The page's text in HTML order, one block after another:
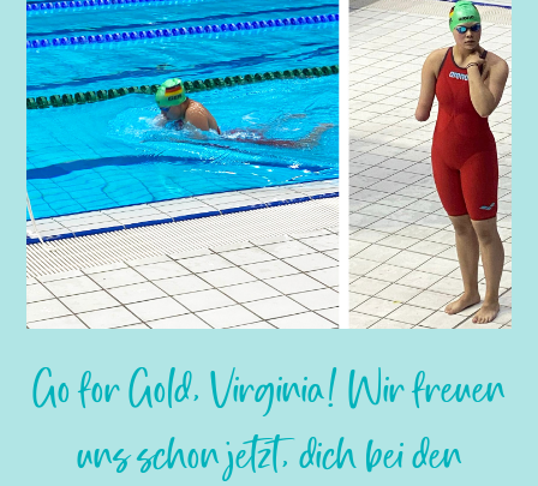
Go for Gold, Virginia! Wir freuen
uns schon jetzt, dich bei den